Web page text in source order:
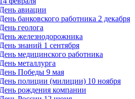
авиации
банковского работника 2 декабря
геолога
железнодорожника
знаний 1 сентября
медицинского работника
металлурга
Победы 9 мая
полиции (милиции) 10 ноября
рождения компании